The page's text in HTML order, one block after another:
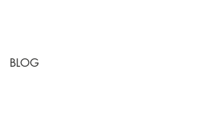
BLOG